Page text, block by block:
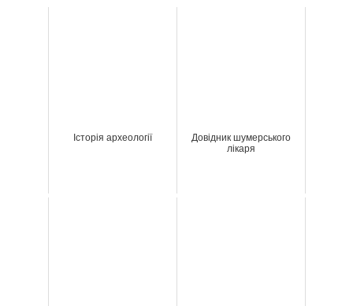
Історія археології
Довідник шумерського
лікаря